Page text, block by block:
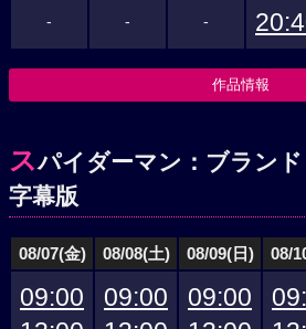
- - -
作品情報
スパイダーマン：ブラン
字幕版
08/07(金) 08/08(土) 08/09(日) 08/
09:00
09:00
09:00